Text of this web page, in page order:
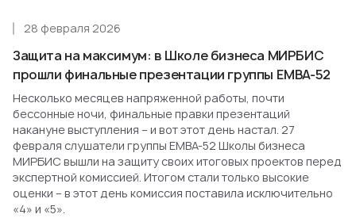
Защита на максимум: в Школе бизнеса МИРБИС
прошли финальные презентации группы EMBA-52
28 февраля 2026
Несколько месяцев напряженной работы, почти
бессонные ночи, финальные правки презентаций
накануне выступления – и вот этот день настал. 27
февраля слушатели группы EMBA-52 Школы бизнеса
МИРБИС вышли на защиту своих итоговых проектов перед
экспертной комиссией. Итогом стали только высокие
оценки – в этот день комиссия поставила исключительно
«4» и «5».